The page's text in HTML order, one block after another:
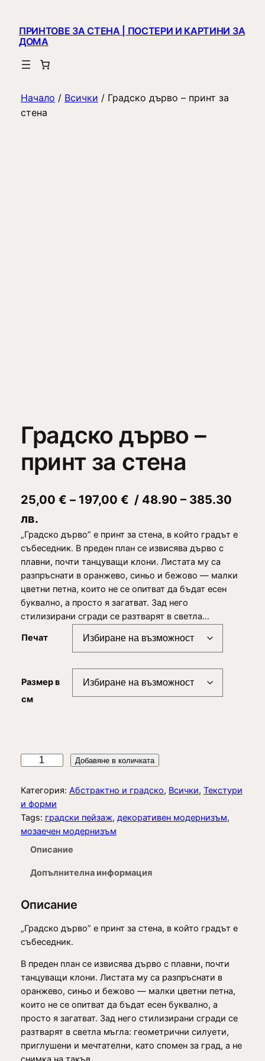
ПРИНТОВЕ ЗА СТЕНА | ПОСТЕРИ И КАРТИНИ ЗА
ДОМА
Начало / Всички / Градско дърво – принт за
стена
Градско дърво –
принт за стена
25,00 € – 197,00 €P
i
c
e
r
a
g
e
:
0
€
r
g
1
9
7
,
0
/ 48.90 – 385.30
лв.
„Градско дърво” е принт за стена, в който градът е
събеседник. В преден план се извисява дърво с
плавни, почти танцуващи клони. Листата му са
разпръснати в оранжево, синьо и бежово — малки
цветни петна, които не се опитват да бъдат есен
буквално, а просто я загатват. Зад него
стилизирани сгради се разтварят в светла…
Печат
Размер в
см
л
и
ч
е
а
д
с
к
о
д
ъ
р
Добавяне в количката
Категория: Абстрактно и градско, Всички, Текстури
и форми
Tags: градски пейзаж, декоративен модернизъм
мозаечен модернизъм
Описание
Допълнителна информация
Описание
„Градско дърво” е принт за стена, в който градът е
събеседник.
В преден план се извисява дърво с плавни, почти
танцуващи клони. Листата му са разпръснати в
оранжево, синьо и бежово — малки цветни петна,
които не се опитват да бъдат есен буквално, а
просто я загатват. Зад него стилизирани сгради се
разтварят в светла мъгла: геометрични силуети,
приглушени и мечтателни, като спомен за град, а не